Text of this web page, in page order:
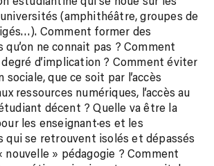
(amphithéâtre, groupes de
Comment former des
qu’on ne connait pas ? Comment
d’implication ? Comment éviter
sociale, que ce soit par l’accès
ressources numériques, l’accès au
décent ? Quelle va être la
les enseignant·es et les
qui se retrouvent isolés et dépassés
nouvelle » pédagogie ? Comment